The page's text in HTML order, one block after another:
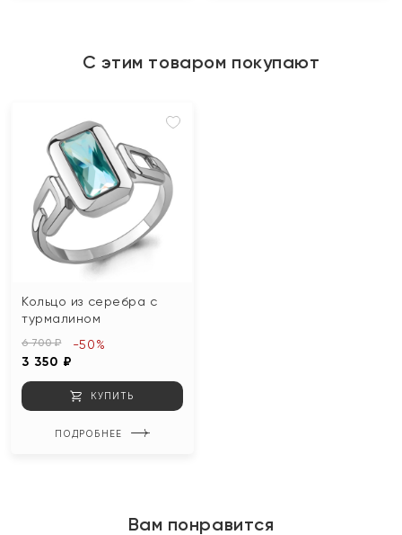
С этим товаром покупают
Кольцо из серебра с
турмалином
6 700 ₽
3 350 ₽
-50%
КУПИТЬ
ПОДРОБНЕЕ
Вам понравится